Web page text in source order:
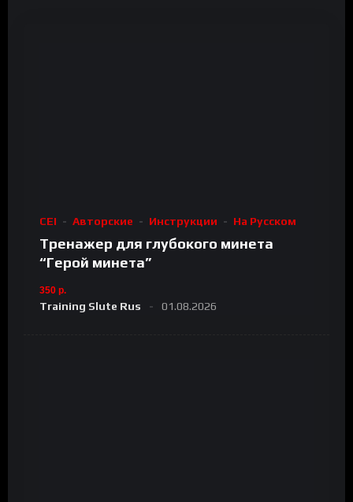
CEI Авторские Инструкции На Русском
Тренажер для глубокого минета
“Герой минета”
350 р.
Training Slute Rus 01.08.2026